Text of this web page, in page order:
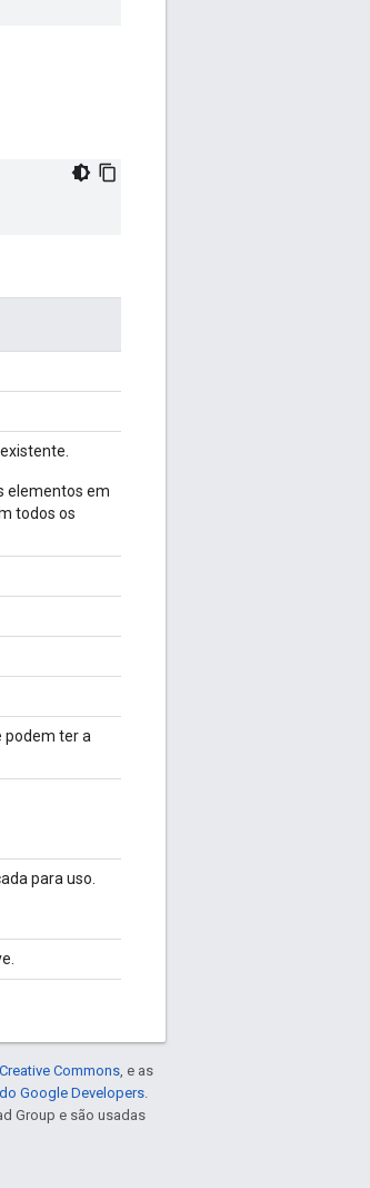
elementos em
todos os
podem ter a
para uso.
Commons, e as
Google Developers.
Group e são usadas